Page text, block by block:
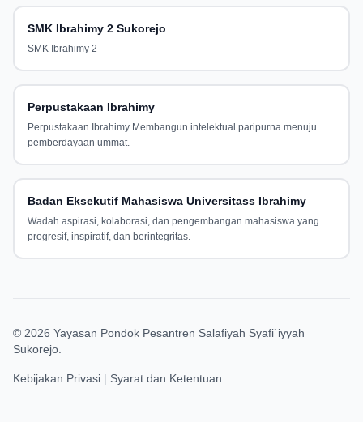
SMK Ibrahimy 2 Sukorejo
SMK Ibrahimy 2
Perpustakaan Ibrahimy
Perpustakaan Ibrahimy Membangun intelektual paripurna menuju
pemberdayaan ummat.
Badan Eksekutif Mahasiswa Universitass Ibrahimy
Wadah aspirasi, kolaborasi, dan pengembangan mahasiswa yang
progresif, inspiratif, dan berintegritas.
© 2026 Yayasan Pondok Pesantren Salafiyah Syafi`iyyah
Sukorejo.
Kebijakan Privasi | Syarat dan Ketentuan